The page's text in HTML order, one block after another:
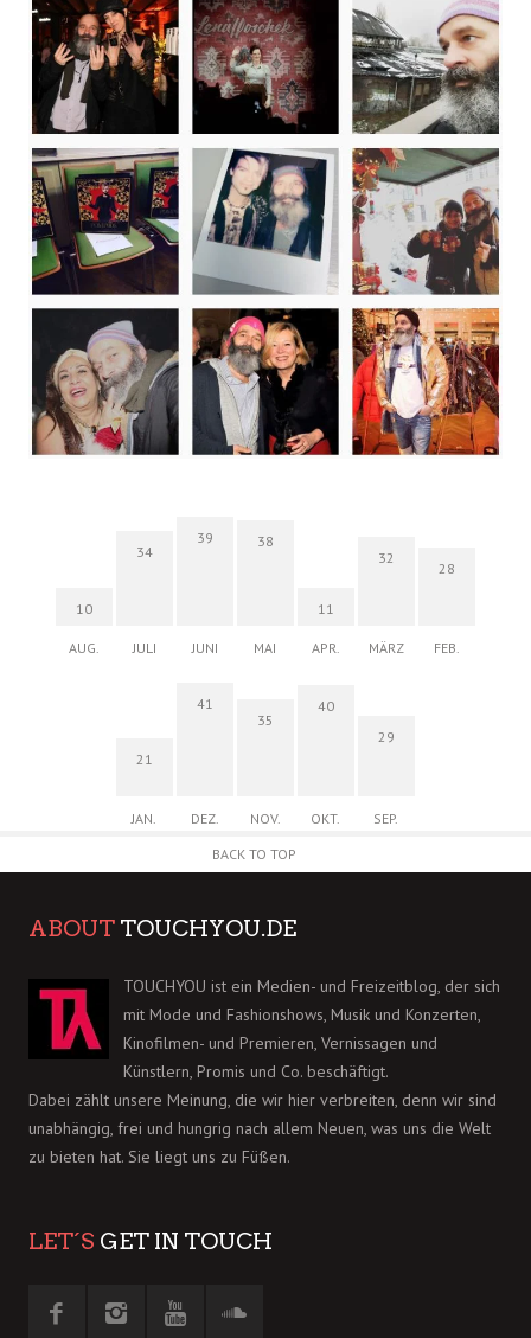
10
AUG.
34
JULI
39
JUNI
38
MAI
11
APR.
32
MÄRZ
28
FEB.
21
JAN.
41
DEZ.
35
NOV.
40
OKT.
29
SEP.
BACK TO TOP
ABOUT TOUCHYOU.DE
TOUCHYOU ist ein Medien- und Freizeitblog, der sich
mit Mode und Fashionshows, Musik und Konzerten,
Kinofilmen- und Premieren, Vernissagen und
Künstlern, Promis und Co. beschäftigt.
Dabei zählt unsere Meinung, die wir hier verbreiten, denn wir sind
unabhängig, frei und hungrig nach allem Neuen, was uns die Welt
zu bieten hat. Sie liegt uns zu Füßen.
LET´S GET IN TOUCH